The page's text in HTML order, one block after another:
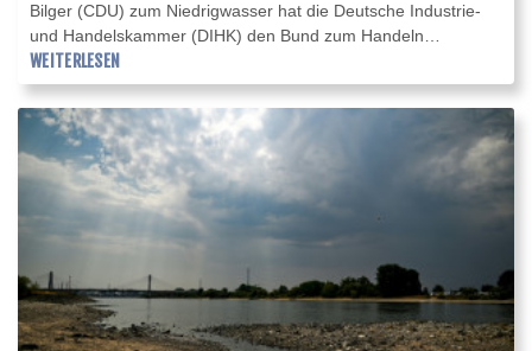
Bilger (CDU) zum Niedrigwasser hat die Deutsche Industrie-
und Handelskammer (DIHK) den Bund zum Handeln
aufgefordert. "Wir brauchen jetzt eine verlässliche, resiliente
Infrastruktur", sagte DIHK-Bereichsleiter Dirk Binding am
Donnerstag der Nachrichtenagentur AFP. "Hier ist der Bund
gefragt: Er sollte seine Binnenwasserstraßen besser an
Niedrigwasserphasen anpassen."
WEITERLESEN